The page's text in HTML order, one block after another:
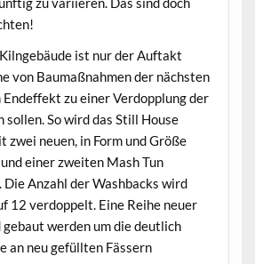
ist nur der Auftakt
von Baumaßnahmen der nächsten
Endeffekt zu einer Verdopplung der
So wird das Still House
zwei neuen, in Form und Größe
einer zweiten Mash Tun
Anzahl der Washbacks wird
12 verdoppelt. Eine Reihe neuer
werden um die deutlich
an neu gefüllten Fässern